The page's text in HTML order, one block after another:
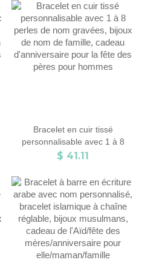
pour elle/maman/meilleure
Bracelet en cuir tissé
personnalisable avec 1 à 8
perles de nom gravées, bijoux
d'anniversaire pour la fête des
$ 41.11